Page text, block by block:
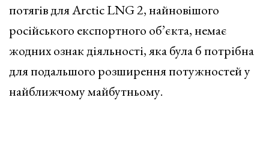
потягів для Arctic LNG 2, найновішого
російського експортного об’єкта, немає
жодних ознак діяльності, яка була б потрібна
для подальшого розширення потужностей у
найближчому майбутньому.